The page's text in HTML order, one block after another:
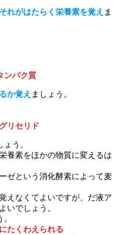
れがはたらく栄養素を覚え ま
パク質
か覚え ましょう。
リセリド
ょう。
養素をほかの物質に変えるは
ゼという消化酵素によって麦
えなくてよいですが、だ液ア
いでしょう。
たくわえられる